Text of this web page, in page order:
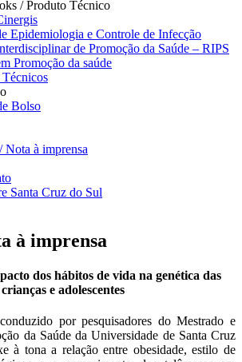
/ Produto Técnico
Epidemiologia e Controle de Infecção
de Promoção da Saúde – RIPS
Promoção da saúde
Bolso
Nota à imprensa
Santa Cruz do Sul
à imprensa
dos hábitos de vida na genética das
crianças e adolescentes
por pesquisadores do Mestrado e
da Saúde da Universidade de Santa Cruz
à tona a relação entre obesidade, estilo de